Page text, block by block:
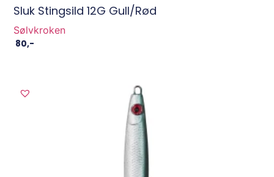
Sluk Stingsild 12G Gull/Rød
Sølvkroken
80,-